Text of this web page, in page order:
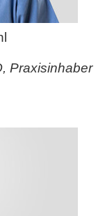
Praxisinhaber